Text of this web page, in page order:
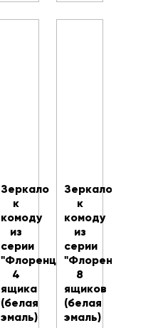
Зеркало
к
комоду
из
серии
"Флоренция"
4
ящика
(белая
эмаль)
Зеркало
к
комоду
из
серии
"Флоренция"
8
ящиков
(белая
эмаль)